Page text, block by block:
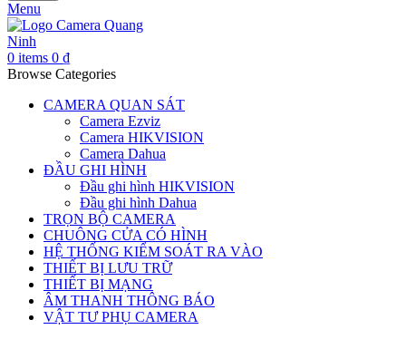
Menu
0 items 0 ₫
Browse Categories
CAMERA QUAN SÁT
Camera Ezviz
Camera HIKVISION
Camera Dahua
ĐẦU GHI HÌNH
Đầu ghi hình HIKVISION
Đầu ghi hình Dahua
TRỌN BỘ CAMERA
CHUÔNG CỬA CÓ HÌNH
HỆ THỐNG KIỂM SOÁT RA VÀO
THIẾT BỊ LƯU TRỮ
THIẾT BỊ MẠNG
ÂM THANH THÔNG BÁO
VẬT TƯ PHỤ CAMERA